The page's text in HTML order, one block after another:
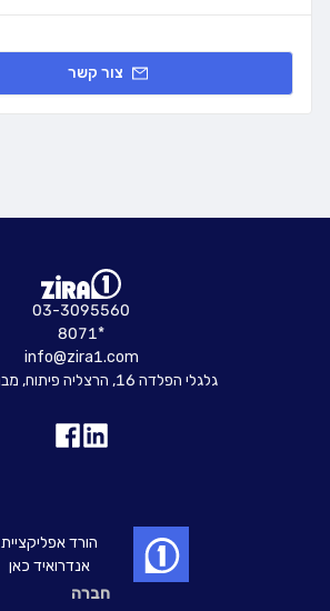
צור קשר
חברה
03-3095560
8071*
info@zira1.com
גלגלי הפלדה 16, הרצליה פיתוח, מבני תל-עד
הורד אפליקציית
אנדרואיד כאן